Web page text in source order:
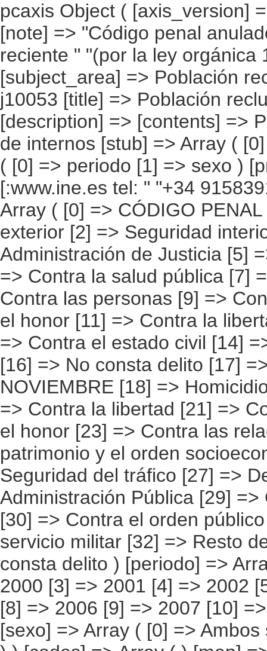
pcaxis Object ( [axis_version] => [creation_date] => 20110801 12:00 [note] => "Código penal anulado al actualizarlo con otro código más reciente " "(por la ley orgánica 10/1995 del Código Penal). " [subject_area] => Población reclusa [subject_code] => j1 [matrix] => j10053 [title] => Población reclusa por ley y delitos, periodo y sexo. [description] => [contents] => Población reclusa [units] => número de internos [stub] => Array ( [0] => ley y delitos ) [heading] => Array ( [0] => periodo [1] => sexo ) [prestext] => [values] => Array ( [:www.ine.es tel: " "+34 915839100 "; VALUES("ley y delitos] => Array ( [0] => CÓDIGO PENAL DEROGADO (1) [1] => Seguridad exterior [2] => Seguridad interior [3] => Falsedades [4] => Contra la Administración de Justicia [5] => Contra la seguridad del tráfico [6] => Contra la salud pública [7] => Funcionarios públicos [8] => Contra las personas [9] => Contra la libertad sexual [10] => Contra el honor [11] => Contra la libertad [12] => Contra la propiedad [13] => Contra el estado civil [14] => Resto de delitos [15] => Por faltas [16] => No consta delito [17] => LEY ORGÁNICA 10/1995, de 23 de NOVIEMBRE [18] => Homicidio y sus formas [19] => Lesiones [20] => Contra la libertad [21] => Contra la libertad sexual [22] => Contra el honor [23] => Contra las relaciones familiares [24] => Contra el patrimonio y el orden socioeconómico [25] => Salud pública [26] => Seguridad del tráfico [27] => De las falsedades [28] => Contra la Administración Pública [29] => Contra la Administración de Justicia [30] => Contra el orden público [31] => Deber de prestación del servicio militar [32] => Resto de delitos [33] => Por faltas [34] => No consta delito ) [periodo] => Array ( [0] => 1998 [1] => 1999 [2] => 2000 [3] => 2001 [4] => 2002 [5] => 2003 [6] => 2004 [7] => 2005 [8] => 2006 [9] => 2007 [10] => 2008 [11] => 2009 [12] => 2010 ) [sexo] => Array ( [0] => Ambos sexos [1] => Varones [2] => Mujeres ) ) [codes] => Array ( ) [map] => Array ( )